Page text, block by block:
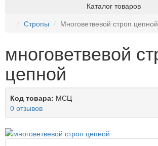
Каталог товаров
Стропы
Многоветвевой строп цепной
многоветвевой
цепной
Код товара: МСЦ
0 отзывов